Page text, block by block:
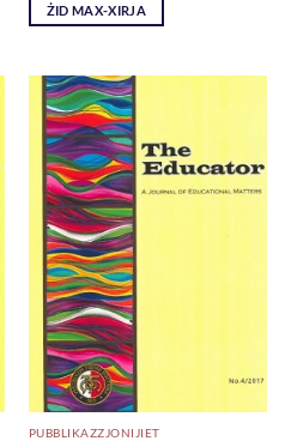
ŻID MAX-XIRJA
PUBBLIKAZZJONIJIET